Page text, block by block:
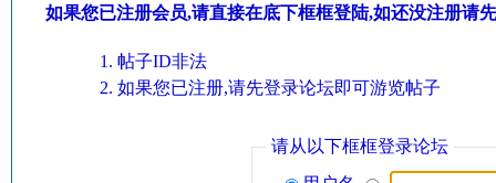
如果您已注册会员,请直接在底下框框登陆,如还没注册请
帖子ID非法
如果您已注册,请先登录论坛即可游览帖子
请从以下框框登录论坛